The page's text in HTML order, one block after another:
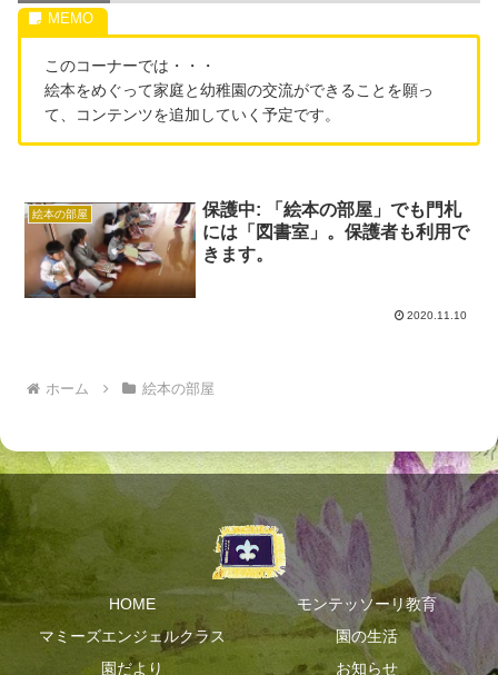
このコーナーでは・・・
絵本をめぐって家庭と幼稚園の交流ができることを願っ
て、コンテンツを追加していく予定です。
絵本の部屋
保護中: 「絵本の部屋」でも門札
には「図書室」。保護者も利用で
きます。
2020.11.10
ホーム 絵本の部屋
HOME
モンテッソーリ教育
マミーズエンジェルクラス
園の生活
園だより
お知らせ